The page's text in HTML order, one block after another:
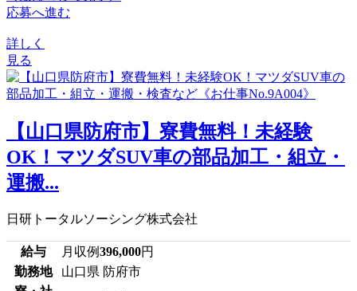
応募へ進む
詳しく
見る
【山口県防府市】寮費無料！未経験
OK！マツダSUV車の部品加工・組立・
運搬...
日研トータルソーシング株式会社
給与 月収例396,000円
勤務地
山口県 防府市